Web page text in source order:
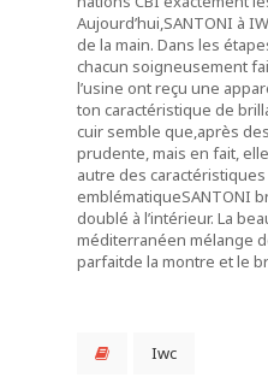
Aujourd’hui,SANTONI à
de la main. Dans les
chacun soigneusement
l’usine ont reçu une
ton caractéristique de
cuir semble que,après
prudente,mais en fait,
autre des caractéristiques
emblématiqueSANTONI
doublé à l’intérieur. La
méditerranéen mélange
parfaitde la montre et le
Iwc